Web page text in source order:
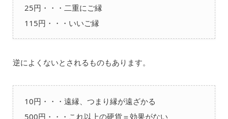
25円・・・二重にご縁
115円・・・いいご縁
逆によくないとされるものもあります。
10円・・・遠縁、つまり縁が遠ざかる
500円・・・これ以上の硬貨＝効果がない